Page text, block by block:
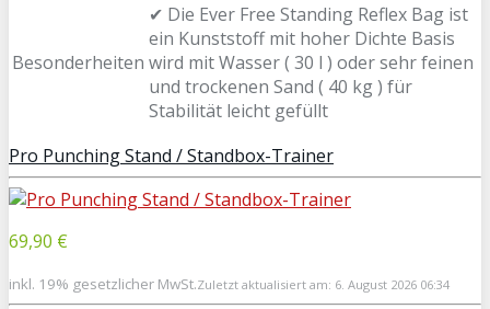
Besonderheiten
✔ Die Ever Free Standing Reflex Bag ist
ein Kunststoff mit hoher Dichte Basis
wird mit Wasser ( 30 l ) oder sehr feinen
und trockenen Sand ( 40 kg ) für
Stabilität leicht gefüllt
Pro Punching Stand / Standbox-Trainer
69,90 €
inkl. 19% gesetzlicher MwSt.Zuletzt aktualisiert am: 6. August 2026 06:34